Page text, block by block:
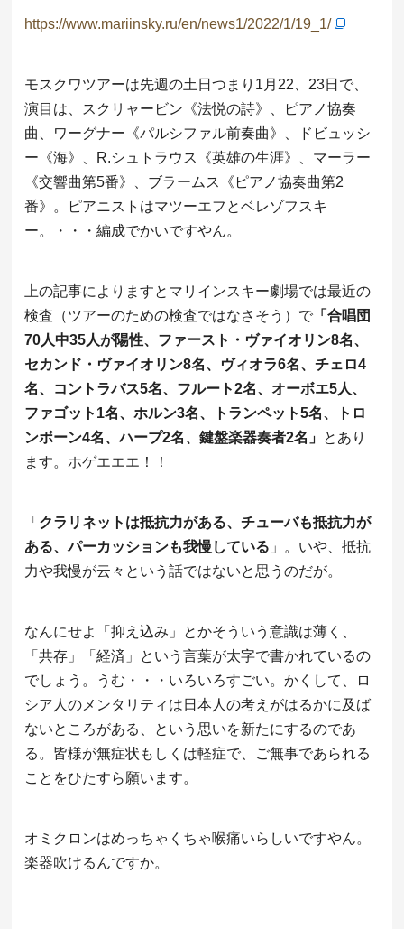
https://www.mariinsky.ru/en/news1/2022/1/19_1/
モスクワツアーは先週の土日つまり1月22、23日で、
演目は、スクリャービン《法悦の詩》、ピアノ協奏
曲、ワーグナー《パルシファル前奏曲》、ドビュッシ
ー《海》、R.シュトラウス《英雄の生涯》、マーラー
《交響曲第5番》、ブラームス《ピアノ協奏曲第2
番》。ピアニストはマツーエフとベレゾフスキ
ー。・・・編成でかいですやん。
上の記事によりますとマリインスキー劇場では最近の
検査（ツアーのための検査ではなさそう）で「合唱団
70人中35人が陽性、ファースト・ヴァイオリン8名、
セカンド・ヴァイオリン8名、ヴィオラ6名、チェロ4
名、コントラバス5名、フルート2名、オーボエ5人、
ファゴット1名、ホルン3名、トランペット5名、トロ
ンボーン4名、ハープ2名、鍵盤楽器奏者2名」 とあり
ます。ホゲエエエ！！
「 クラリネットは抵抗力がある、チューバも抵抗力が
ある、パーカッションも我慢している 」。いや、抵抗
力や我慢が云々という話ではないと思うのだが。
なんにせよ「抑え込み」とかそういう意識は薄く、
「共存」「経済」という言葉が太字で書かれているの
でしょう。うむ・・・いろいろすごい。かくして、ロ
シア人のメンタリティは日本人の考えがはるかに及ば
ないところがある、という思いを新たにするのであ
る。皆様が無症状もしくは軽症で、ご無事であられる
ことをひたすら願います。
オミクロンはめっちゃくちゃ喉痛いらしいですやん。
楽器吹けるんですか。